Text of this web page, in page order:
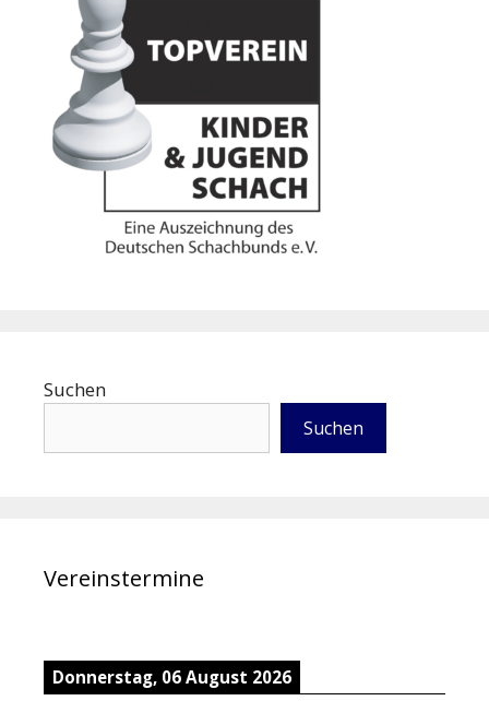
Suchen
Suchen
Vereinstermine
Donnerstag, 06 August 2026